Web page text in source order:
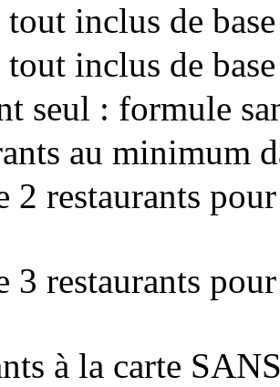
inclus de base
inclus de
seul : formule
au minimum
2 restaurants
3 restaurants
à la carte